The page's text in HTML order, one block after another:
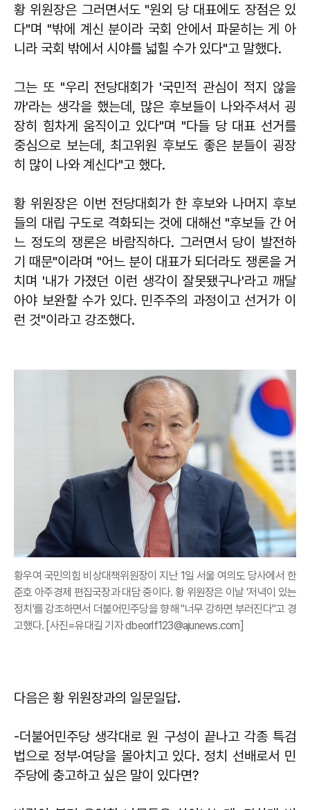
황 위원장은 그러면서도 "원외 당 대표에도 장점은 있
다"며 "밖에 계신 분이라 국회 안에서 파묻히는 게 아
니라 국회 밖에서 시야를 넓힐 수가 있다"고 말했다.
그는 또 "우리 전당대회가 '국민적 관심이 적지 않을
까'라는 생각을 했는데, 많은 후보들이 나와주셔서 굉
장히 힘차게 움직이고 있다"며 "다들 당 대표 선거를
중심으로 보는데, 최고위원 후보도 좋은 분들이 굉장
히 많이 나와 계신다"고 했다.
황 위원장은 이번 전당대회가 한 후보와 나머지 후보
들의 대립 구도로 격화되는 것에 대해선 "후보들 간 어
느 정도의 쟁론은 바람직하다. 그러면서 당이 발전하
기 때문"이라며 "어느 분이 대표가 되더라도 쟁론을 거
치며 '내가 가졌던 이런 생각이 잘못됐구나'라고 깨달
아야 보완할 수가 있다. 민주주의 과정이고 선거가 이
런 것"이라고 강조했다.
황우여 국민의힘 비상대책위원장이 지난 1일 서울 여의도 당사에서 한
준호 아주경제 편집국장과 대담 중이다. 황 위원장은 이날 '저녁이 있는
정치'를 강조하면서 더불어민주당을 향해 "너무 강하면 부러진다"고 경
고했다. [사진=유대길 기자 dbeorlf123@ajunews.com]
다음은 황 위원장과의 일문일답.
-더불어민주당 생각대로 원 구성이 끝나고 각종 특검
법으로 정부·여당을 몰아치고 있다. 정치 선배로서 민
주당에 충고하고 싶은 말이 있다면?